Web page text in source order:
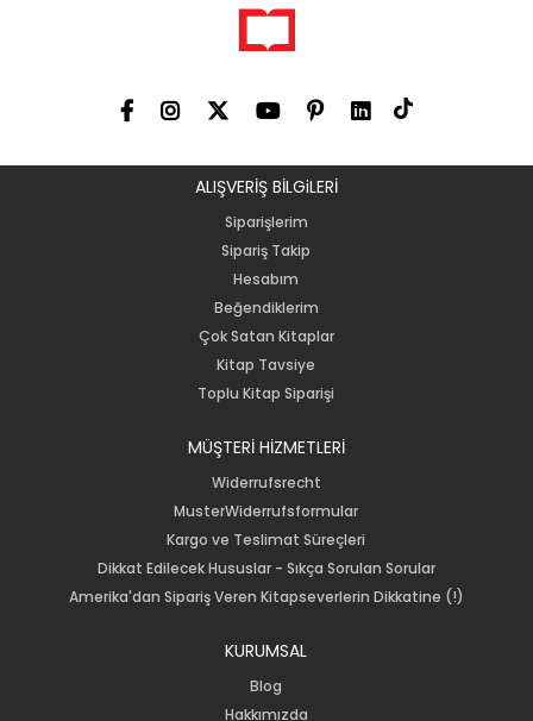
ALIŞVERİŞ BİLGiLERİ
Siparişlerim
Sipariş Takip
Hesabım
Beğendiklerim
Çok Satan Kitaplar
Kitap Tavsiye
Toplu Kitap Siparişi
MÜŞTERİ HİZMETLERİ
Widerrufsrecht
MusterWiderrufsformular
Kargo ve Teslimat Süreçleri
Dikkat Edilecek Hususlar - Sıkça Sorulan Sorular
Amerika'dan Sipariş Veren Kitapseverlerin Dikkatine (!)
KURUMSAL
Blog
Hakkımızda